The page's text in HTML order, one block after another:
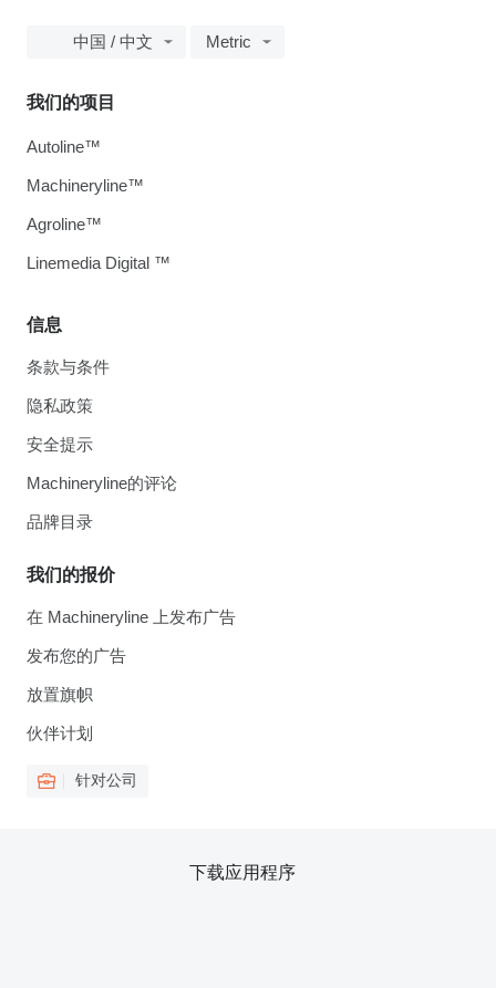
中国 / 中文 Metric
信息
条款与条件
隐私政策
安全提示
Machineryline的评论
品牌目录
我们的报价
在 Machineryline 上发布广告
发布您的广告
放置旗帜
伙伴计划
针对公司
我们的项目
Autoline™
Machineryline™
Agroline™
Linemedia Digital ™
下载应用程序